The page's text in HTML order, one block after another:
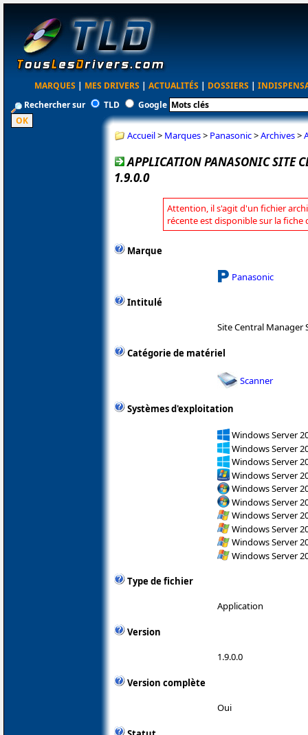
MARQUES | MES DRIVERS | ACTUALITÉS | DOSSIERS |
Rechercher sur
TLD Google
Accueil> Marques> Panasonic>Archives>
APPLICATION PANASONIC SITE
1.9.0.0
Attention, il s'agit d'un fichier
récente est disponible sur la fiche
Marque
Panasonic
Intitulé
Site Central Manager
Catégorie de matériel
Scanner
Systèmes d'exploitation
Windows Server
Windows Server
Windows Server
Windows Server
Windows Server
Windows Server
Windows Server
Windows Server
Windows Server
Windows Server
Type de fichier
Application
Version
1.9.0.0
Version complète
Oui